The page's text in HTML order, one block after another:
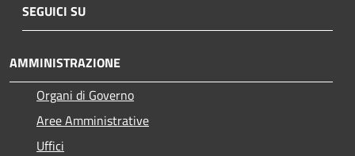
SEGUICI SU
AMMINISTRAZIONE
Organi di Governo
Aree Amministrative
Uffici